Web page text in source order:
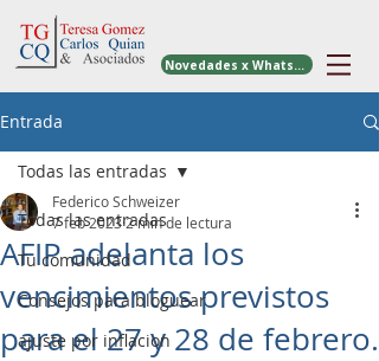
Novedades x WhatsApp
Entrada
Todas las entradas
Tu comunidad
Consejos para bloguear
ajuste por inflacion
Todas las entradas
AFIP adelanta los
vencimientos previstos
para el 27 y 28 de febrero.
Federico Schweizer
7 feb 20232 min de lectura